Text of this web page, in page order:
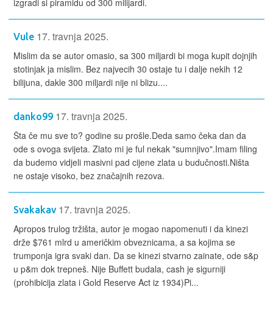
izgradi si piramidu od 300 milijardi.
Vule 17. travnja 2025.
Mislim da se autor omasio, sa 300 miljardi bi moga kupit dojnjih
stotinjak ja mislim. Bez najvecih 30 ostaje tu i dalje nekih 12
bilijuna, dakle 300 miljardi nije ni blizu....
danko99 17. travnja 2025.
Šta če mu sve to? godine su prošle.Deda samo čeka dan da
ode s ovoga svijeta. Zlato mi je ful nekak "sumnjivo".Imam filing
da budemo vidjeli masivni pad cijene zlata u budučnosti.Ništa
ne ostaje visoko, bez značajnih rezova.
Svakakav 17. travnja 2025.
Apropos trulog tržišta, autor je mogao napomenuti i da kinezi
drže $761 mlrd u američkim obveznicama, a sa kojima se
trumponja igra svaki dan. Da se kinezi stvarno zainate, ode s&p
u p&m dok trepneš. Nije Buffett budala, cash je sigurniji
(prohibicija zlata i Gold Reserve Act iz 1934)Pi...